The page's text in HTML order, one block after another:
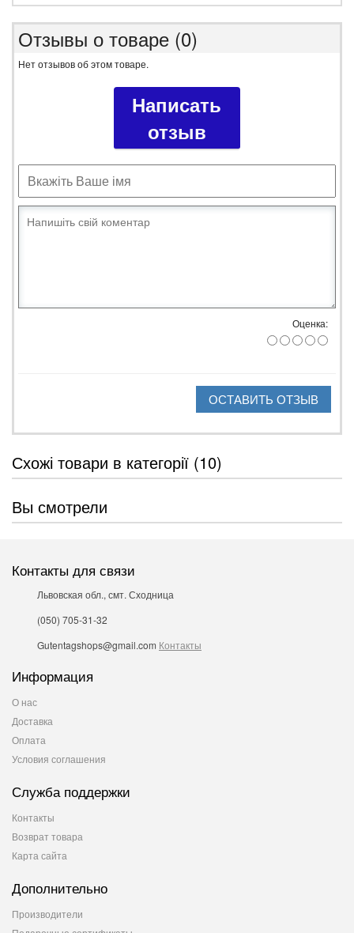
Отзывы о товаре (0)
Нет отзывов об этом товаре.
Написать
отзыв
Оценка:
ОСТАВИТЬ ОТЗЫВ
Схожі товари в категорії (10)
Вы смотрели
Контакты для связи
Львовская обл., смт. Сходница
(050) 705-31-32
Gutentagshops@gmail.com Контакты
Информация
О нас
Доставка
Оплата
Условия соглашения
Служба поддержки
Контакты
Возврат товара
Карта сайта
Дополнительно
Производители